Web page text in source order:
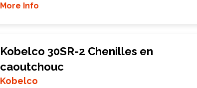
More Info
Kobelco 30SR-2 Chenilles en
caoutchouc
Kobelco